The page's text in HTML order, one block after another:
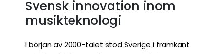
Svensk innovation inom
musikteknologi
I början av 2000-talet stod Sverige i framkant